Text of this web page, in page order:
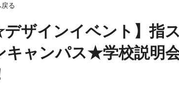
る
デザインイベント】指
キャンパス★学校説明